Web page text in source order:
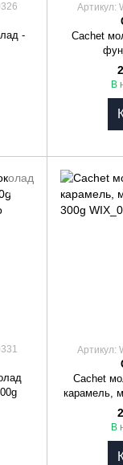
-
Артикул:
Cachet
В
Артикул:
Cachet
карамель,
В